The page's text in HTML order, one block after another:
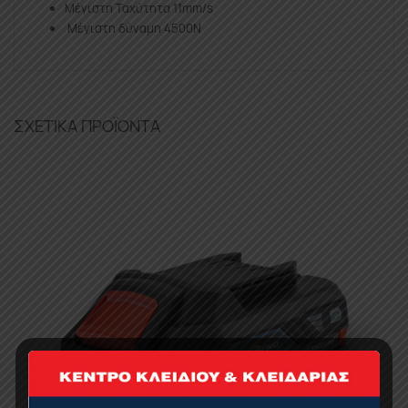
Μέγιστη Ταχύτητα 11mm/s
Μέγιστη δύναμη 4500Ν
ΣΧΕΤΙΚΆ ΠΡΟΪΌΝΤΑ